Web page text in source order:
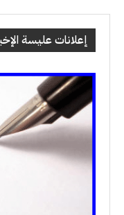
إعلانات عليسة